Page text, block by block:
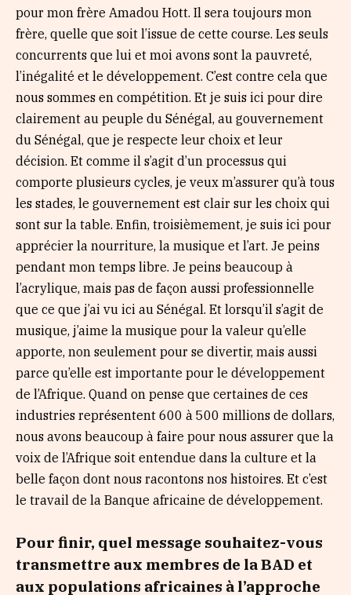
pour mon frère Amadou Hott. Il sera toujours mon
frère, quelle que soit l’issue de cette course. Les seuls
concurrents que lui et moi avons sont la pauvreté,
l’inégalité et le développement. C’est contre cela que
nous sommes en compétition. Et je suis ici pour dire
clairement au peuple du Sénégal, au gouvernement
du Sénégal, que je respecte leur choix et leur
décision. Et comme il s’agit d’un processus qui
comporte plusieurs cycles, je veux m’assurer qu’à tous
les stades, le gouvernement est clair sur les choix qui
sont sur la table. Enfin, troisièmement, je suis ici pour
apprécier la nourriture, la musique et l’art. Je peins
pendant mon temps libre. Je peins beaucoup à
l’acrylique, mais pas de façon aussi professionnelle
que ce que j’ai vu ici au Sénégal. Et lorsqu’il s’agit de
musique, j’aime la musique pour la valeur qu’elle
apporte, non seulement pour se divertir, mais aussi
parce qu’elle est importante pour le développement
de l’Afrique. Quand on pense que certaines de ces
industries représentent 600 à 500 millions de dollars,
nous avons beaucoup à faire pour nous assurer que la
voix de l’Afrique soit entendue dans la culture et la
belle façon dont nous racontons nos histoires. Et c’est
le travail de la Banque africaine de développement.
Pour finir, quel message souhaitez-vous
transmettre aux membres de la BAD et
aux populations africaines à l’approche